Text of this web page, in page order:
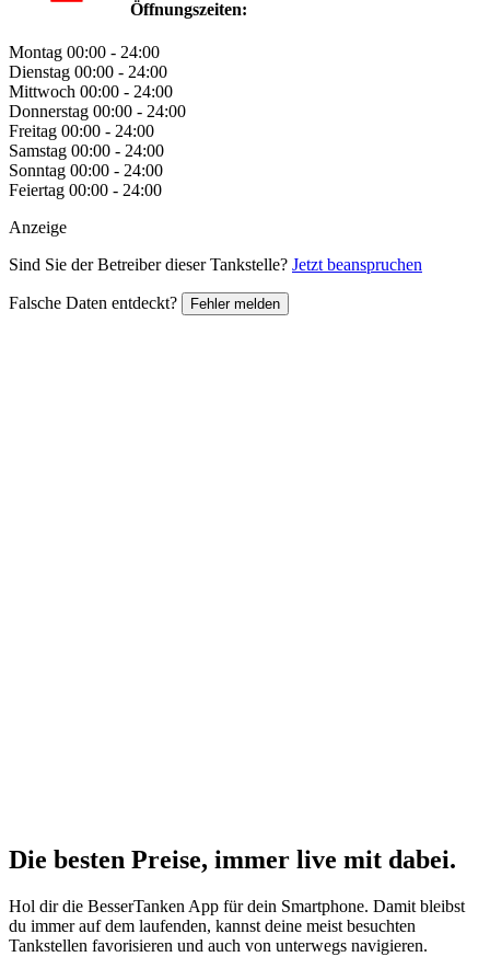
Öffnungszeiten:
Montag 00:00 - 24:00
Dienstag 00:00 - 24:00
Mittwoch 00:00 - 24:00
Donnerstag 00:00 - 24:00
Freitag 00:00 - 24:00
Samstag 00:00 - 24:00
Sonntag 00:00 - 24:00
Feiertag 00:00 - 24:00
Anzeige
Sind Sie der Betreiber dieser Tankstelle? Jetzt beanspruchen
Falsche Daten entdeckt? Fehler melden
Die besten Preise, immer live mit dabei.
Hol dir die BesserTanken App für dein Smartphone. Damit bleibst
du immer auf dem laufenden, kannst deine meist besuchten
Tankstellen favorisieren und auch von unterwegs navigieren.